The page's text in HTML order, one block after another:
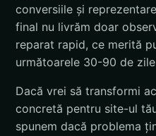
conversiile și
final nu livrăm doar
reparat rapid, ce merită
următoarele 30-90 de
Dacă vrei să transformi
concretă pentru site-ul
spunem dacă problema